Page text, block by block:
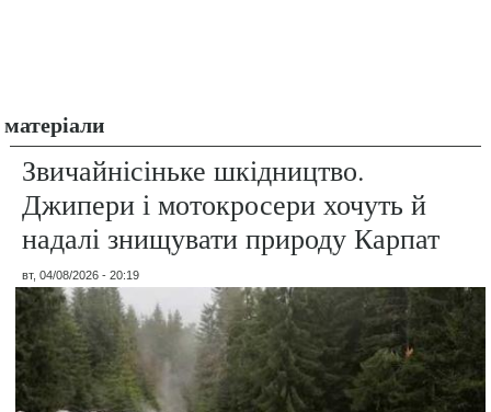
матеріали
Звичайнісіньке шкідництво.
Джипери і мотокросери хочуть й
надалі знищувати природу Карпат
вт, 04/08/2026 - 20:19